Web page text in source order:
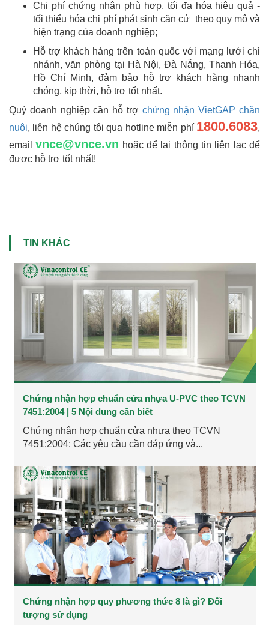
Chi phí chứng nhận phù hợp, tối đa hóa hiệu quả -
tối thiểu hóa chi phí phát sinh căn cứ theo quy mô và
hiện trạng của doanh nghiệp;
Hỗ trợ khách hàng trên toàn quốc với mạng lưới chi
nhánh, văn phòng tại Hà Nội, Đà Nẵng, Thanh Hóa,
Hồ Chí Minh, đảm bảo hỗ trợ khách hàng nhanh
chóng, kịp thời, hỗ trợ tốt nhất.
Quý doanh nghiệp cần hỗ trợ chứng nhận VietGAP chăn
nuôi, liên hệ chúng tôi qua hotline miễn phí 1800.6083,
emailvnce@vnce.vn hoặc để lại thông tin liên lạc để
được hỗ trợ tốt nhất!
TIN KHÁC
Chứng nhận hợp chuẩn cửa nhựa U-PVC theo TCVN
7451:2004 | 5 Nội dung cần biết
Chứng nhận hợp chuẩn cửa nhựa theo TCVN
7451:2004: Các yêu cầu cần đáp ứng và...
Chứng nhận hợp quy phương thức 8 là gì? Đối
tượng sử dụng